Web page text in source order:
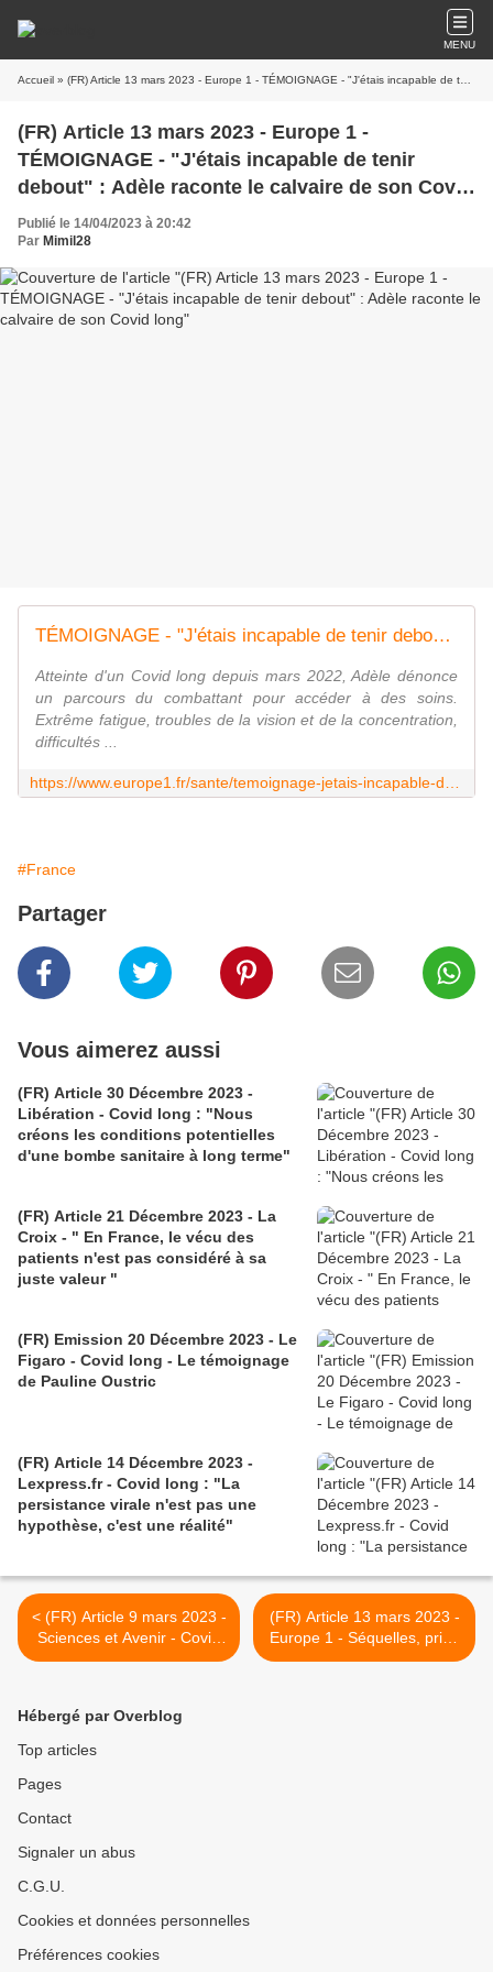
MENU
Accueil » (FR) Article 13 mars 2023 - Europe 1 - TÉMOIGNAGE - "J'étais incapable de tenir debout" : Adèle raconte le calvaire de son Covid long
(FR) Article 13 mars 2023 - Europe 1 -
TÉMOIGNAGE - "J'étais incapable de tenir
debout" : Adèle raconte le calvaire de son Covid
long
Publié le 14/04/2023 à 20:42
Par Mimil28
TÉMOIGNAGE - "J'étais incapable de tenir debout" : Adèle raconte le calvaire de son Covid long
Atteinte d'un Covid long depuis mars 2022, Adèle dénonce
un parcours du combattant pour accéder à des soins.
Extrême fatigue, troubles de la vision et de la concentration,
difficultés ...
#France
Partager
Vous aimerez aussi
(FR) Article 30 Décembre 2023 -
Libération - Covid long : "Nous
créons les conditions potentielles
d'une bombe sanitaire à long terme"
(FR) Article 21 Décembre 2023 - La
Croix - " En France, le vécu des
patients n'est pas considéré à sa
juste valeur "
(FR) Emission 20 Décembre 2023 - Le
Figaro - Covid long - Le témoignage
de Pauline Oustric
(FR) Article 14 Décembre 2023 -
Lexpress.fr - Covid long : "La
persistance virale n'est pas une
hypothèse, c'est une réalité"
< (FR) Article 9 mars 2023 -
Sciences et Avenir - Covid
long : le risque et les
(FR) Article 13 mars 2023 -
Europe 1 - Séquelles, prise
en charge... Après trois ans
Hébergé par Overblog
Top articles
Pages
Contact
Signaler un abus
C.G.U.
Cookies et données personnelles
Préférences cookies